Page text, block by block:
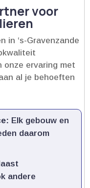
voor
in ‘s-Gravenzande
onze ervaring met
al je behoeften
Elk gebouw en
daarom
andere